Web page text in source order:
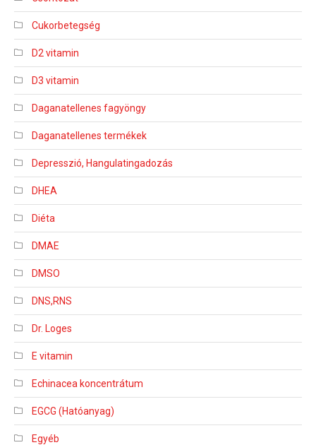
Cukorbetegség
D2 vitamin
D3 vitamin
Daganatellenes fagyöngy
Daganatellenes termékek
Depresszió, Hangulatingadozás
DHEA
Diéta
DMAE
DMSO
DNS,RNS
Dr. Loges
E vitamin
Echinacea koncentrátum
EGCG (Hatóanyag)
Egyéb